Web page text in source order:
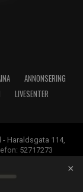
ANNONSERING
LIVESENTER
Haraldsgata 114,
52717273
×